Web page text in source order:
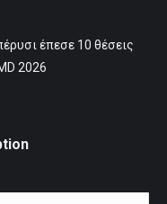
έπεσε 10 θέσεις
2026